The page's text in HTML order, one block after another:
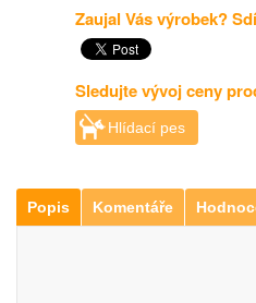
Zaujal Vás výrobek?
Sledujte vývoj ceny
Hlídací pes
Popis Komentáře